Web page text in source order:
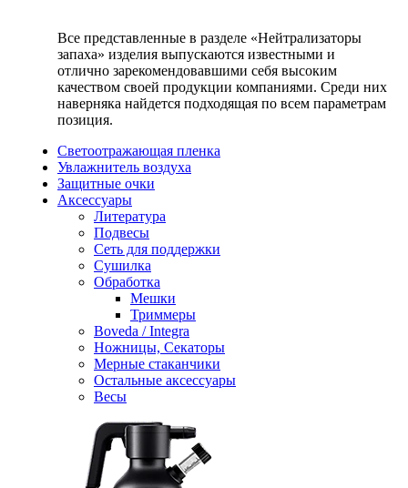
Все представленные в разделе «Нейтрализаторы
запаха» изделия выпускаются известными и
отлично зарекомендовавшими себя высоким
качеством своей продукции компаниями. Среди них
наверняка найдется подходящая по всем параметрам
позиция.
Светоотражающая пленка
Увлажнитель воздуха
Защитные очки
Аксессуары
Литература
Подвесы
Сеть для поддержки
Сушилка
Обработка
Мешки
Триммеры
Boveda / Integra
Ножницы, Секаторы
Мерные стаканчики
Остальные аксессуары
Весы